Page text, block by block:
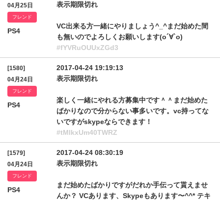
04月25日
フレンド
PS4
表示期限切れ
VC出来る方一緒にやりましょう^_^まだ始めた間
も無いのでよろしくお願いします(о´∀`о)
#fYVRuOUUxZGd3
[1580]
04月24日
フレンド
PS4
2017-04-24 19:19:13
表示期限切れ
楽しく一緒にやれる方募集中です＾＾まだ始めた
ばかりなので分からない事多いです。vc持ってな
いですがskypeならできます！
#tMlkxUm40TWRZ
[1579]
04月24日
フレンド
PS4
2017-04-24 08:30:19
表示期限切れ
まだ始めたばかりですがだれか手伝って貰えませ
んか？ VCあります、Skypeもあります〜^^* テキ